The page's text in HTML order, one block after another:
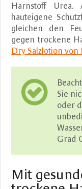
Harnstoff Urea.
hauteigene
gleichen den
gegen trockene
Dry Salzlotion von
Sie
oder
Grad
Mit